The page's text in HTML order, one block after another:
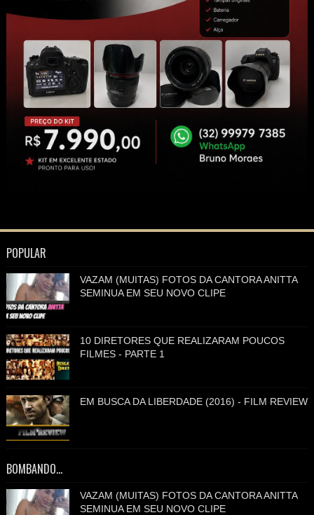
POPULAR
VAZAM (MUITAS) FOTOS DA CANTORA ANITTA
SEMINUA EM SEU NOVO CLIPE
10 DIRETORES QUE REALIZARAM POUCOS
FILMES - PARTE 1
EM BUSCA DA LIBERDADE (2016) - FILM REVIEW
BOMBANDO...
VAZAM (MUITAS) FOTOS DA CANTORA ANITTA
SEMINUA EM SEU NOVO CLIPE